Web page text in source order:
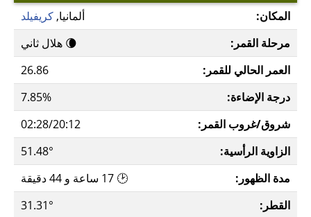
المكان: ألمانيا, كريفيلد
مرحلة القمر:
🌘 هلال ثاني
العمر الحالي للقمر:
26.86
درجة الإضاءة:
7.85%
شروق/غروب القمر:
02:28/20:12
الزاوية الرأسية:
51.48°
مدة الظهور:
🕑 17 ساعة و 44 دقيقة
القطر:
31.31°